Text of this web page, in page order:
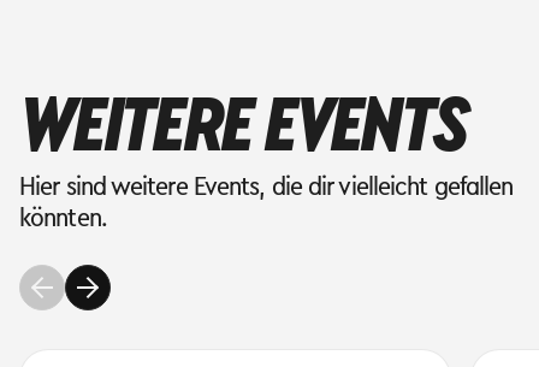
WEITERE EVENTS
Hier sind weitere Events, die dir vielleicht gefallen
könnten.